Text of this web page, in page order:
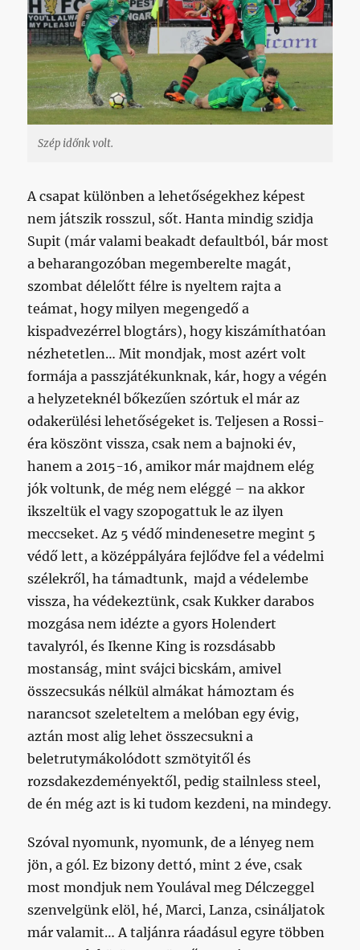
Szép időnk volt.
A csapat különben a lehetőségekhez képest
nem játszik rosszul, sőt. Hanta mindig szidja
Supit (már valami beakadt defaultból, bár most
a beharangozóban megemberelte magát,
szombat délelőtt félre is nyeltem rajta a
teámat, hogy milyen megengedő a
kispadvezérrel blogtárs), hogy kiszámíthatóan
nézhetetlen… Mit mondjak, most azért volt
formája a passzjátékunknak, kár, hogy a végén
a helyzeteknél bőkezűen szórtuk el már az
odakerülési lehetőségeket is. Teljesen a Rossi-
éra köszönt vissza, csak nem a bajnoki év,
hanem a 2015-16, amikor már majdnem elég
jók voltunk, de még nem eléggé – na akkor
ikszeltük el vagy szopogattuk le az ilyen
meccseket. Az 5 védő mindenesetre megint 5
védő lett, a középpályára fejlődve fel a védelmi
szélekről, ha támadtunk, majd a védelembe
vissza, ha védekeztünk, csak Kukker darabos
mozgása nem idézte a gyors Holendert
tavalyról, és Ikenne King is rozsdásabb
mostanság, mint svájci bicskám, amivel
összecsukás nélkül almákat hámoztam és
narancsot szeleteltem a melóban egy évig,
aztán most alig lehet összecsukni a
beletrutymákolódott szmötyitől és
rozsdakezdeményektől, pedig stailnless steel,
de én még azt is ki tudom kezdeni, na mindegy.
Szóval nyomunk, nyomunk, de a lényeg nem
jön, a gól. Ez bizony dettó, mint 2 éve, csak
most mondjuk nem Youlával meg Délczeggel
szenvelgünk elöl, hé, Marci, Lanza, csináljatok
már valamit… A taljánra ráadásul egyre többen